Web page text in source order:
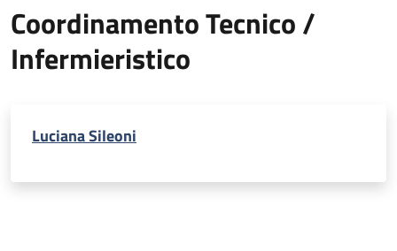
Coordinamento Tecnico /
Infermieristico
Luciana Sileoni